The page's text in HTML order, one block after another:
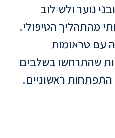
נוער ולשילוב
מהתהליך הטיפולי.
עם טראומות
שהתרחשו בשלבים
התפתחות ראשוניים.